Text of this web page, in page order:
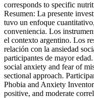
corresponds to specific
Resumen: La presente
tuvo un enfoque
conveniencia. Los
el contexto argentino. Los
relación con la ansiedad
participantes de mayor
social anxiety and fear of
sectional approach.
Phobia and Anxiety
positive, and moderate